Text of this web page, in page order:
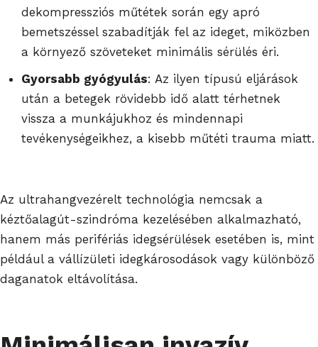
dekompressziós műtétek során egy apró
bemetszéssel szabadítják fel az ideget, miközben
a környező szöveteket minimális sérülés éri.
Gyorsabb gyógyulás: Az ilyen típusú eljárások
után a betegek rövidebb idő alatt térhetnek
vissza a munkájukhoz és mindennapi
tevékenységeikhez, a kisebb műtéti trauma miatt.
Az ultrahangvezérelt technológia nemcsak a
kéztőalagút-szindróma kezelésében alkalmazható,
hanem más perifériás idegsérülések esetében is, mint
például a vállízületi idegkárosodások vagy különböző
daganatok eltávolítása.